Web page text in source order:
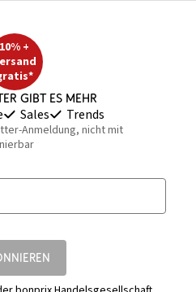
10% +
gibt es mehr
Sales Trends
Anmeldung, nicht mit